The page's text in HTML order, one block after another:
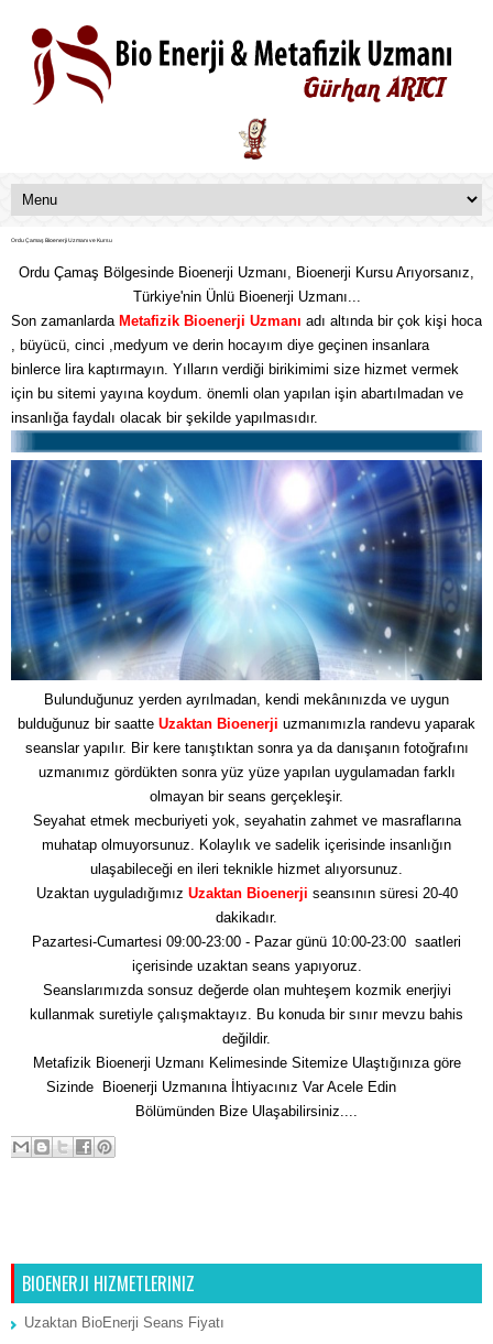
Ordu Çamaş Bioenerji Uzmanı ve Kursu
Ordu Çamaş Bölgesinde Bioenerji Uzmanı, Bioenerji Kursu Arıyorsanız,
Türkiye'nin Ünlü Bioenerji Uzmanı...
Son zamanlarda Metafizik Bioenerji Uzmanı adı altında bir çok kişi hoca
, büyücü, cinci ,medyum ve derin hocayım diye geçinen insanlara
binlerce lira kaptırmayın. Yılların verdiği birikimimi size hizmet vermek
için bu sitemi yayına koydum. önemli olan yapılan işin abartılmadan ve
insanlığa faydalı olacak bir şekilde yapılmasıdır.
Bulunduğunuz yerden ayrılmadan, kendi mekânınızda ve uygun
bulduğunuz bir saatte Uzaktan Bioenerji uzmanımızla randevu yaparak
seanslar yapılır. Bir kere tanıştıktan sonra ya da danışanın fotoğrafını
uzmanımız gördükten sonra yüz yüze yapılan uygulamadan farklı
olmayan bir seans gerçekleşir.
Seyahat etmek mecburiyeti yok, seyahatin zahmet ve masraflarına
muhatap olmuyorsunuz. Kolaylık ve sadelik içerisinde insanlığın
ulaşabileceği en ileri teknikle hizmet alıyorsunuz.
Uzaktan uyguladığımız Uzaktan Bioenerji seansının süresi 20-40
dakikadır.
Pazartesi-Cumartesi 09:00-23:00 - Pazar günü 10:00-23:00 saatleri
içerisinde uzaktan seans yapıyoruz.
Seanslarımızda sonsuz değerde olan muhteşem kozmik enerjiyi
kullanmak suretiyle çalışmaktayız. Bu konuda bir sınır mevzu bahis
değildir.
Metafizik Bioenerji Uzmanı Kelimesinde Sitemize Ulaştığınıza göre
Sizinde Bioenerji Uzmanına İhtiyacınız Var Acele Edin
Bölümünden Bize Ulaşabilirsiniz....
BIOENERJI HIZMETLERINIZ
Uzaktan BioEnerji Seans Fiyatı